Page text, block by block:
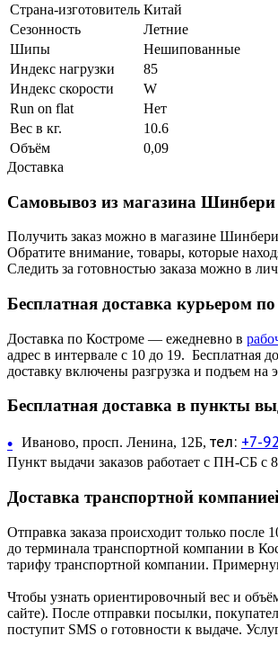
Страна-изготовитель Китай
Сезонность
Летние
Шипы
Нешипованные
Индекс нагрузки
85
Индекс скорости
W
Run on flat
Нет
Вес в кг.
10.6
Объём
0,09
Доставка
Самовывоз из магазина Шинбери
Получить заказ можно в магазине
Обратите внимание, товары, которые
Следить за готовностью заказа можно в
Бесплатная доставка курьером
Доставка по Костроме — ежедневно в
адрес в интервале с 10 до 19. Бесплатная
доставку включены разгрузка и подъем на
Бесплатная доставка в пункты
• Иваново, просп. Ленина, 12Б, тел: +7-
Пункт выдачи заказов работает с ПН-СБ
Доставка транспортной
Отправка заказа происходит только
до терминала транспортной компании в
тарифу транспортной компании.
Чтобы узнать ориентировочный вес и
сайте). После отправки посылки,
поступит SMS о готовности к выдаче.